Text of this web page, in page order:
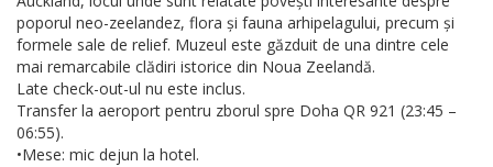
poporul neo-zeelandez, flora și fauna arhipelagului, precum și
formele sale de relief. Muzeul este găzduit de una dintre cele
mai remarcabile clădiri istorice din Noua Zeelandă.
Late check-out-ul nu este inclus.
Transfer la aeroport pentru zborul spre Doha QR 921 (23:45 –
06:55).
•Mese: mic dejun la hotel.